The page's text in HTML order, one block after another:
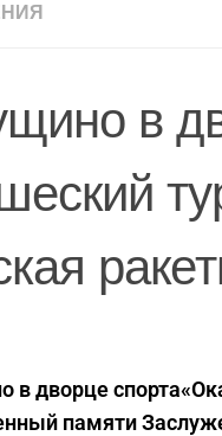
в
в дворце
памяти